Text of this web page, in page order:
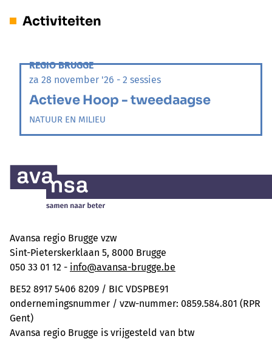
Activiteiten
REGIO BRUGGE
za 28 november '26 - 2 sessies
Actieve Hoop - tweedaagse
NATUUR EN MILIEU
Avansa regio Brugge vzw
Sint-Pieterskerklaan 5, 8000 Brugge
050 33 01 12 - info@avansa-brugge.be
BE52 8917 5406 8209 / BIC VDSPBE91
ondernemingsnummer / vzw-nummer: 0859.584.801 (RPR
Gent)
Avansa regio Brugge is vrijgesteld van btw